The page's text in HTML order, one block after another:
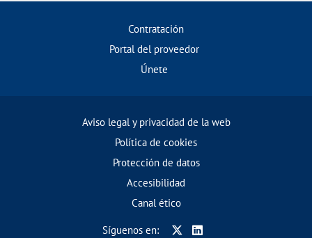
Contratación
Portal del proveedor
Únete
Aviso legal y privacidad de la web
Política de cookies
Protección de datos
Accesibilidad
Canal ético
Síguenos en: